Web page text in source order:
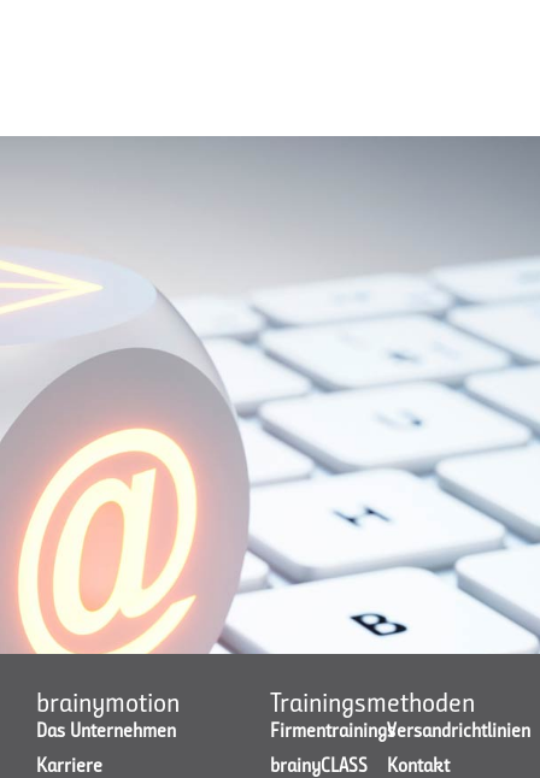
brainymotion
Das Unternehmen
Karriere
Trainingsmethoden
Firmentrainings
brainyCLASS
Versandrichtlinien
Kontakt